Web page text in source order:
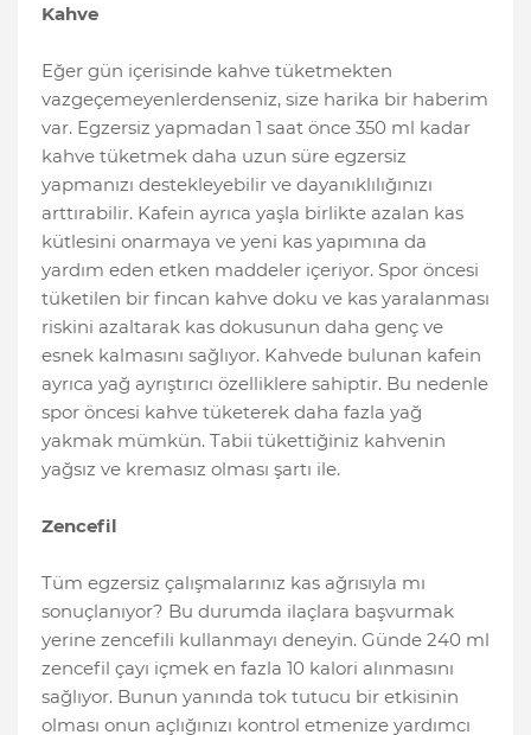
Kahve
Eğer gün içerisinde kahve tüketmekten
vazgeçemeyenlerdenseniz, size harika bir haberim
var. Egzersiz yapmadan 1 saat önce 350 ml kadar
kahve tüketmek daha uzun süre egzersiz
yapmanızı destekleyebilir ve dayanıklılığınızı
arttırabilir. Kafein ayrıca yaşla birlikte azalan kas
kütlesini onarmaya ve yeni kas yapımına da
yardım eden etken maddeler içeriyor. Spor öncesi
tüketilen bir fincan kahve doku ve kas yaralanması
riskini azaltarak kas dokusunun daha genç ve
esnek kalmasını sağlıyor. Kahvede bulunan kafein
ayrıca yağ ayrıştırıcı özelliklere sahiptir. Bu nedenle
spor öncesi kahve tüketerek daha fazla yağ
yakmak mümkün. Tabii tükettiğiniz kahvenin
yağsız ve kremasız olması şartı ile.
Zencefil
Tüm egzersiz çalışmalarınız kas ağrısıyla mı
sonuçlanıyor? Bu durumda ilaçlara başvurmak
yerine zencefili kullanmayı deneyin. Günde 240 ml
zencefil çayı içmek en fazla 10 kalori alınmasını
sağlıyor. Bunun yanında tok tutucu bir etkisinin
olması onun açlığınızı kontrol etmenize yardımcı